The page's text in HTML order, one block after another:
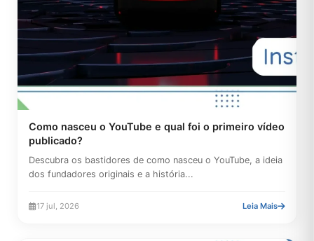
Como nasceu o YouTube e qual foi o primeiro vídeo
publicado?
Descubra os bastidores de como nasceu o YouTube, a ideia
dos fundadores originais e a história...
17 jul, 2026 Leia Mais